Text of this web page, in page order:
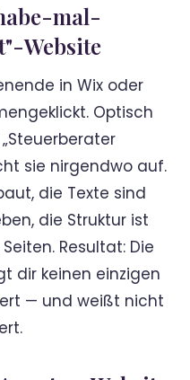
mal-
Website
in Wix oder
Optisch
sie nirgendwo auf.
die Texte sind
die Struktur ist
Resultat: Die
dir keinen einzigen
— und weißt nicht